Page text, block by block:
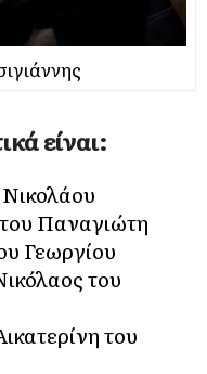
είναι:
Παναγιώτη
Γεωργίου
του
του